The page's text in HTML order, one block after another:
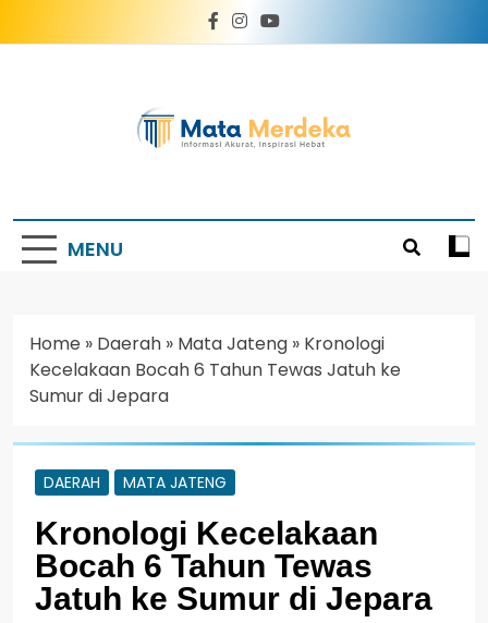
MENU
Home » Daerah » Mata Jateng » Kronologi
Kecelakaan Bocah 6 Tahun Tewas Jatuh ke
Sumur di Jepara
DAERAH MATA JATENG
Kronologi Kecelakaan
Bocah 6 Tahun Tewas
Jatuh ke Sumur di Jepara